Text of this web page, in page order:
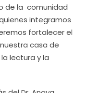
de la comunidad
integramos
fortalecer el
casa de
lectura y la